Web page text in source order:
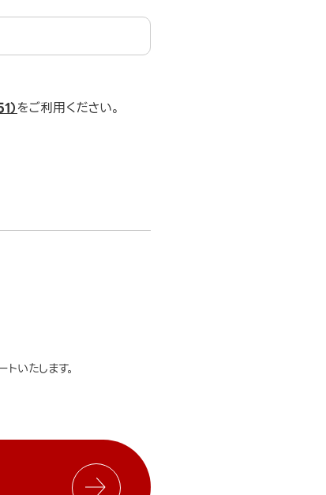
）をご利用ください。
いたします。